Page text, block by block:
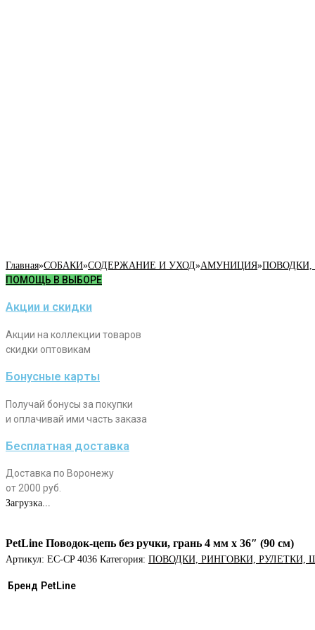
Главная»СОБАКИ»СОДЕРЖАНИЕ И УХОД»АМУНИЦИЯ»ПОВОДКИ,
ПОМОЩЬ В ВЫБОРЕ
Акции и скидки
Акции на коллекции товаров
скидки оптовикам
Бонусные карты
Получай бонусы за покупки
и оплачивай ими часть заказа
Бесплатная доставка
Доставка по Воронежу
от 2000 руб.
Загрузка...
PetLine Поводок-цепь без ручки, грань 4 мм x 36″ (90 cм)
Артикул: EC-CP 4036 Категория: ПОВОДКИ, РИНГОВКИ, РУЛЕТКИ,
Бренд PetLine